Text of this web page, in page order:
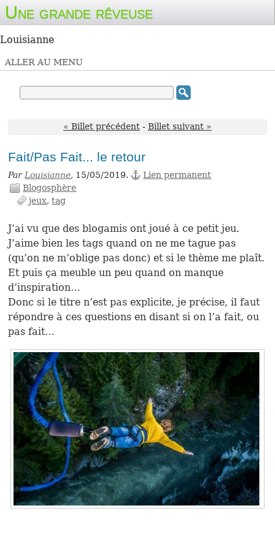
Une grande rêveuse
Louisianne
ALLER AU MENU
« Billet précédent - Billet suivant »
Fait/Pas Fait... le retour
ParLouisianne, 15/05/2019.
Lien permanent
Blogosphère
jeux tag
J’ai vu que des blogamis ont joué à ce petit jeu.
J’aime bien les tags quand on ne me tague pas
(qu’on ne m’oblige pas donc) et si le thème me plaît.
Et puis ça meuble un peu quand on manque
d’inspiration…
Donc si le titre n’est pas explicite, je précise, il faut
répondre à ces questions en disant si on l’a fait, ou
pas fait…